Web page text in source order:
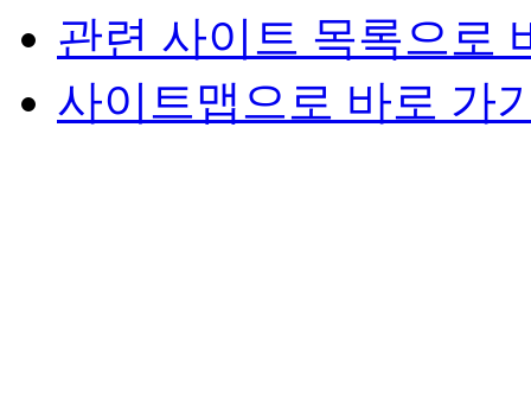
관련 사이트 목록으로
사이트맵으로 바로 가